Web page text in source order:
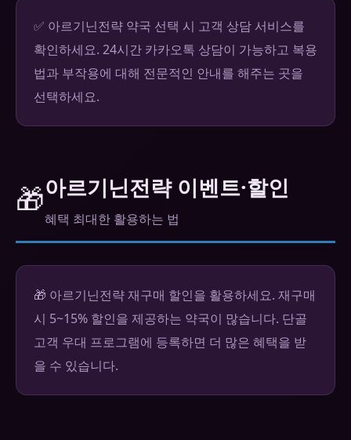
✅ 아르기닌전략 약국 선택 시 고객 상담 서비스를
확인하세요. 24시간 카카오톡 상담이 가능하고 복용
법과 부작용에 대해 전문적인 안내를 해주는 곳을
선택하세요.
🎁아르기닌전략 이벤트·할인
혜택 최대한 활용하는 법
🎁 아르기닌전략 재구매 할인을 활용하세요. 재구매
시 5~15% 할인을 제공하는 약국이 많습니다. 단골
고객 우대 프로그램에 등록하면 더 많은 혜택을 받
을 수 있습니다.